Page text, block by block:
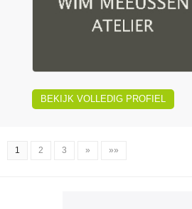
BEKIJK VOLLEDIG PROFIEL
1 2 3 » »»